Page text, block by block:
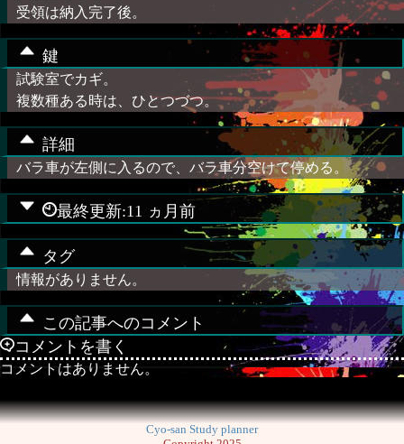
受領は納入完了後。
鍵
試験室でカギ。
複数種ある時は、ひとつづつ。
詳細
バラ車が左側に入るので、バラ車分空けて停める。
最終更新:11 ヵ月前
タグ
情報がありません。
この記事へのコメント
コメントを書く
コメントはありません。
Cyo-san Study planner